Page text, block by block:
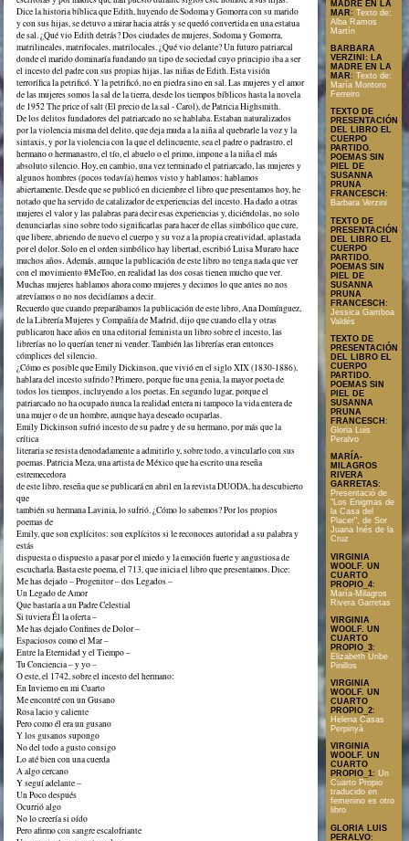
Dice la historia bíblica que Edith, huyendo de Sodoma y Gomorra con su marido
y con sus hijas, se detuvo a mirar hacia atrás y se quedó convertida en una estatua
de sal. ¿Qué vio Edith detrás? Dos ciudades de mujeres, Sodoma y Gomorra,
matrilineales, matrifocales, matrilocales. ¿Qué vio delante? Un futuro patriarcal
donde el marido dominaría fundando un tipo de sociedad cuyo principio iba a ser
el incesto del padre con sus propias hijas, las niñas de Edith. Esta visión
terrorífica la petrificó. Y la petrificó, no en piedra sino en sal. Las mujeres y el amor
de las mujeres somos la sal de la tierra, desde los tiempos bíblicos hasta la novela
de 1952 The price of salt (El precio de la sal - Carol), de Patricia Highsmith.
De los delitos fundadores del patriarcado no se hablaba. Estaban naturalizados
por la violencia misma del delito, que deja muda a la niña al quebrarle la voz y la
sintaxis, y por la violencia con la que el delincuente, sea el padre o padrastro, el
hermano o hermanastro, el tío, el abuelo o el primo, impone a la niña el más
absoluto silencio. Hoy, en cambio, una vez terminado el patriarcado, las mujeres y
algunos hombres (pocos todavía) hemos visto y hablamos: hablamos
abiertamente. Desde que se publicó en diciembre el libro que presentamos hoy, he
notado que ha servido de catalizador de experiencias del incesto. Ha dado a otras
mujeres el valor y las palabras para decir esas experiencias y, diciéndolas, no solo
denunciarlas sino sobre todo significarlas para hacer de ellas simbólico que cure,
que libere, abriendo de nuevo el cuerpo y su voz a la propia creatividad, aplastada
por el dolor. Solo en el orden simbólico hay libertad, escribió Luisa Muraro hace
muchos años. Además, aunque la publicación de este libro no tenga nada que ver
con el movimiento #MeToo, en realidad las dos cosas tienen mucho que ver.
Muchas mujeres hablamos ahora como mujeres y decimos lo que antes no nos
atrevíamos o no nos decidíamos a decir.
Recuerdo que cuando preparábamos la publicación de este libro, Ana Domínguez,
de la Librería Mujeres y Compañía de Madrid, dijo que cuando ella y otras
publicaron hace años en una editorial feminista un libro sobre el incesto, las
librerías no lo querían tener ni vender. También las librerías eran entonces
cómplices del silencio.
¿Cómo es posible que Emily Dickinson, que vivió en el siglo XIX (1830-1886),
hablara del incesto sufrido? Primero, porque fue una genia, la mayor poeta de
todos los tiempos, incluyendo a los poetas. En segundo lugar, porque el
patriarcado no ha ocupado nunca la realidad entera ni tampoco la vida entera de
una mujer o de un hombre, aunque haya deseado ocuparlas.
Emily Dickinson sufrió incesto de su padre y de su hermano, por más que la
crítica
literaria se resista denodadamente a admitirlo y, sobre todo, a vincularlo con sus
poemas. Patricia Meza, una artista de México que ha escrito una reseña
estremecedora
de este libro, reseña que se publicará en abril en la revista DUODA, ha descubierto
que
también su hermana Lavinia, lo sufrió. ¿Cómo lo sabemos? Por los propios
poemas de
Emily, que son explícitos: son explícitos si le reconoces autoridad a su palabra y
estás
dispuesta o dispuesto a pasar por el miedo y la emoción fuerte y angustiosa de
escucharla. Basta este poema, el 713, que inicia el libro que presentamos. Dice:
Me has dejado – Progenitor – dos Legados –
Un Legado de Amor
Que bastaría a un Padre Celestial
Si tuviera Él la oferta –
Me has dejado Confines de Dolor –
Espaciosos como el Mar –
Entre la Eternidad y el Tiempo –
Tu Conciencia – y yo –
O este, el 1742, sobre el incesto del hermano:
En Invierno en mi Cuarto
Me encontré con un Gusano
Rosa lacio y caliente
Pero como él era un gusano
Y los gusanos supongo
No del todo a gusto consigo
Lo até bien con una cuerda
A algo cercano
Y seguí adelante –
Un Poco después
Ocurrió algo
No lo creería si oído
Pero afirmo con sangre escalofriante
MADRE EN LA
MAR: Texto de:
Alba Ramos
Martín
BARBARA
VERZINI: LA
MADRE EN LA
MAR: Texto de:
María Montoro
Ferreiro
TEXTO DE
PRESENTACIÓN
DEL LIBRO EL
CUERPO
PARTIDO.
POEMAS SIN
PIEL DE
SUSANNA
PRUNA
FRANCESCH :
Barbara Verzini
TEXTO DE
PRESENTACIÓN
DEL LIBRO EL
CUERPO
PARTIDO.
POEMAS SIN
PIEL DE
SUSANNA
PRUNA
FRANCESCH :
Jessica Gamboa
Valdés
TEXTO DE
PRESENTACIÓN
DEL LIBRO EL
CUERPO
PARTIDO.
POEMAS SIN
PIEL DE
SUSANNA
PRUNA
FRANCESCH :
Gloria Luis
Peralvo
MARÍA-
MILAGROS
RIVERA
GARRETAS:
Presentació de
"Los Enigmas de
la Casa del
Placer", de Sor
Juana Inés de la
Cruz
VIRGINIA
WOOLF. UN
CUARTO
PROPIO_4:
María-Milagros
Rivera Garretas
VIRGINIA
WOOLF. UN
CUARTO
PROPIO_3:
Elizabeth Uribe
Pinillos
VIRGINIA
WOOLF. UN
CUARTO
PROPIO_2:
Helena Casas
Perpinyà
VIRGINIA
WOOLF. UN
CUARTO
PROPIO_1: Un
Cuarto Propio
traducido en
femenino es otro
libro
GLORIA LUIS
PERALVO: